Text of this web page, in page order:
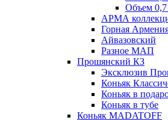
Объем 0,7
АРМА
Горная
Айвазовский
Разное МАП
Прошянский КЗ
Эксклюзив
Коньяк
Коньяк в
Коньяк в тубе
Коньяк MADATOFF